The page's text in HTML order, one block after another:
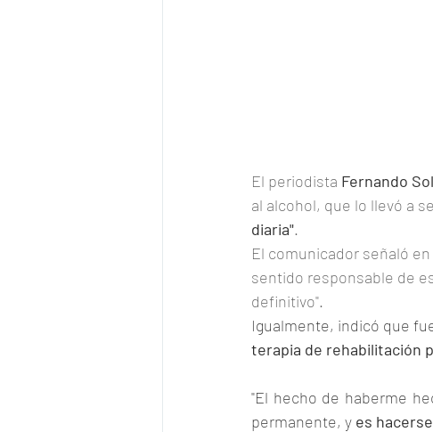
El periodista Fernando
al alcohol, que lo llevó a
diaria".
El comunicador señaló
sentido responsable de
definitivo".
Igualmente, indicó que
terapia de rehabilitación
"El hecho de haberme
permanente, y es